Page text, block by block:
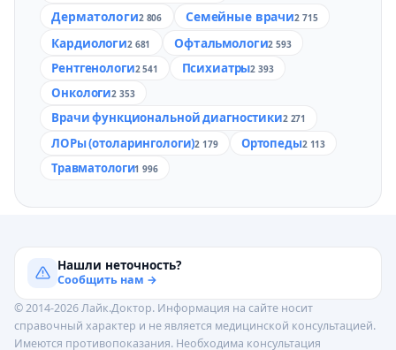
Дерматологи2 806 Семейные врачи2 715
Кардиологи2 681 Офтальмологи2 593
Рентгенологи2 541 Психиатры2 393
Онкологи2 353
Врачи функциональной диагностики2 271
ЛОРы (отоларингологи)2 179 Ортопеды2 113
Травматологи1 996
Нашли неточность?
Сообщить нам →
© 2014-2026 Лайк.Доктор. Информация на сайте носит
справочный характер и не является медицинской консультацией.
Имеются противопоказания. Необходима консультация